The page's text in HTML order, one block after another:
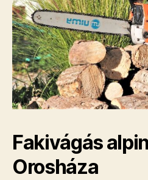
Fakivágás
Orosháza